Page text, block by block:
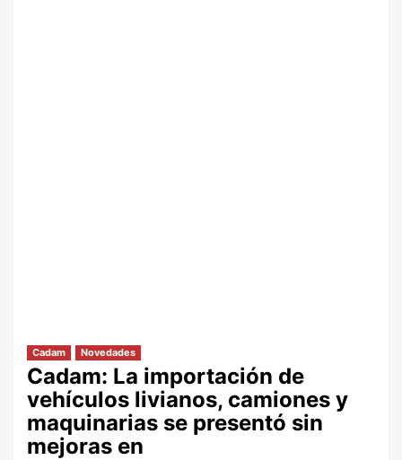
Cadam Novedades
Cadam: La importación de
vehículos livianos, camiones y
maquinarias se presentó sin
mejoras en